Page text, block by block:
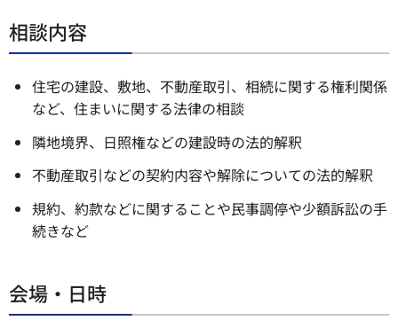
相談内容
住宅の建設、敷地、不動産取引、相続に関する権利関係
など、住まいに関する法律の相談
隣地境界、日照権などの建設時の法的解釈
不動産取引などの契約内容や解除についての法的解釈
規約、約款などに関することや民事調停や少額訴訟の手
続きなど
会場・日時